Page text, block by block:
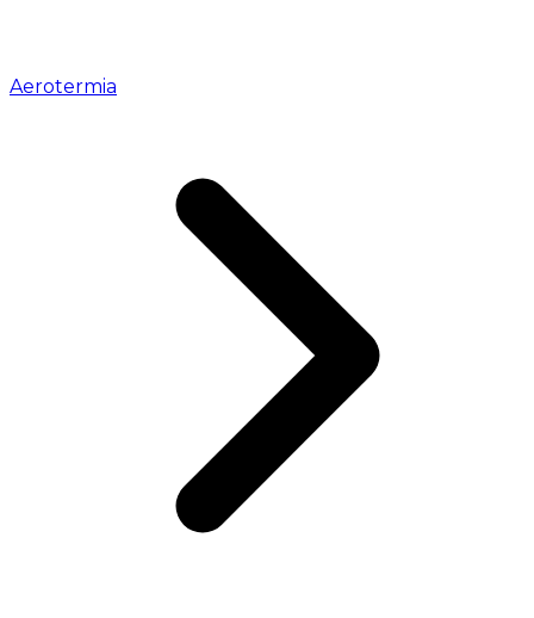
Aerotermia